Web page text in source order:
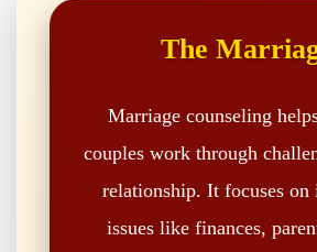
The
Marriage counseling
couples work through
relationship. It focuses on
issues like finances,